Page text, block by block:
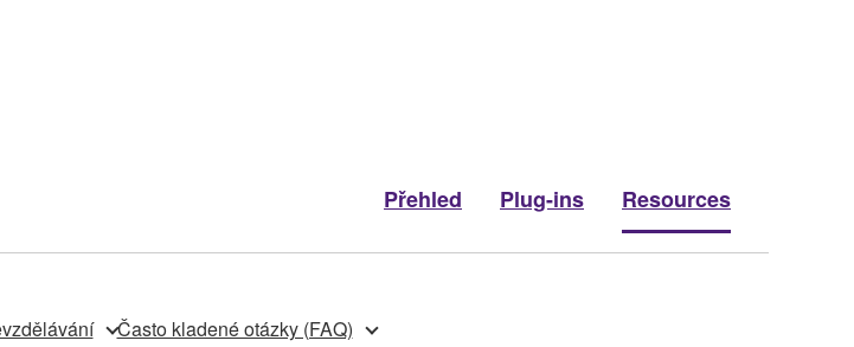
Přehled Plug-ins Resources
Často kladené otázky (FAQ)